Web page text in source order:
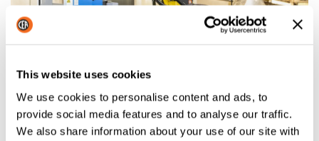
This website uses cookies
We use cookies to personalise content and ads, to
provide social media features and to analyse our traffic.
We also share information about your use of our site with